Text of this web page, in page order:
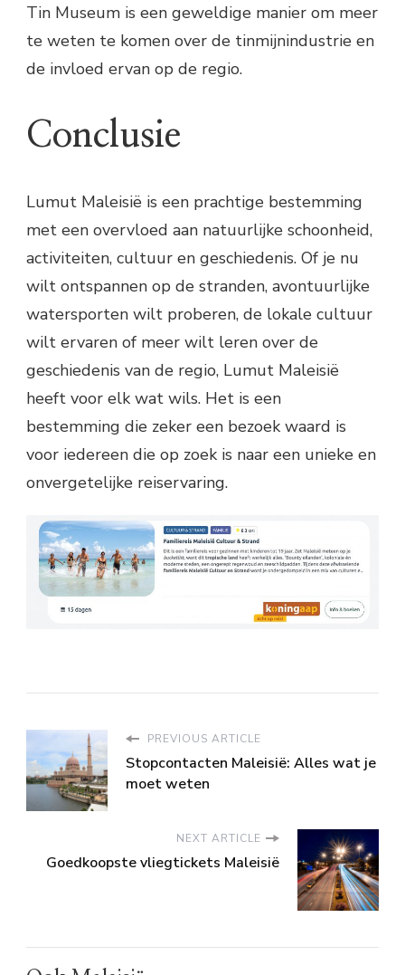
Tin Museum is een geweldige manier om meer
te weten te komen over de tinmijnindustrie en
de invloed ervan op de regio.
Conclusie
Lumut Maleisië is een prachtige bestemming
met een overvloed aan natuurlijke schoonheid,
activiteiten, cultuur en geschiedenis. Of je nu
wilt ontspannen op de stranden, avontuurlijke
watersporten wilt proberen, de lokale cultuur
wilt ervaren of meer wilt leren over de
geschiedenis van de regio, Lumut Maleisië
heeft voor elk wat wils. Het is een
bestemming die zeker een bezoek waard is
voor iedereen die op zoek is naar een unieke en
onvergetelijke reiservaring.
PREVIOUS ARTICLE
Stopcontacten Maleisië: Alles wat je
moet weten
NEXT ARTICLE
Goedkoopste vliegtickets Maleisië